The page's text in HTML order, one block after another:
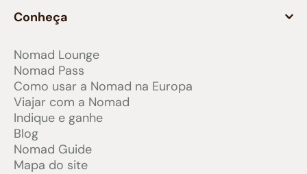
Conheça
Nomad Lounge
Nomad Pass
Como usar a Nomad na Europa
Viajar com a Nomad
Indique e ganhe
Blog
Nomad Guide
Mapa do site